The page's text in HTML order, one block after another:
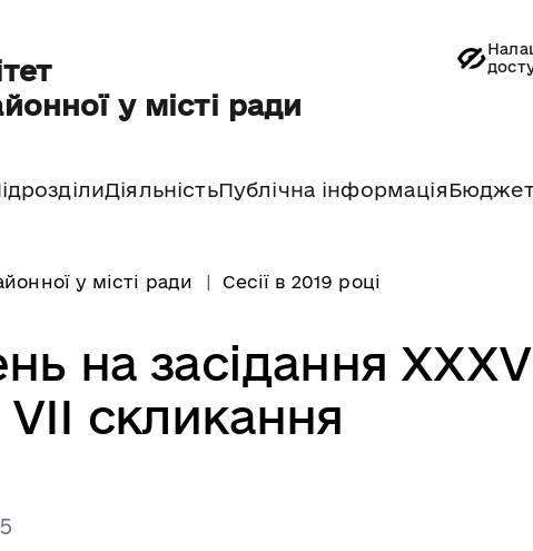
у місті ради
ДіяльністьПублічна інформація
у місті ради Сесії в 2019 році
на засідання
VII скликання